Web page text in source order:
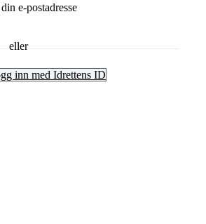
e-postadresse
eller
inn med Idrettens ID